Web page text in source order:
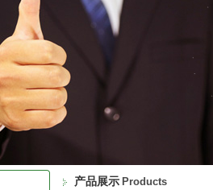
产品展示 Products